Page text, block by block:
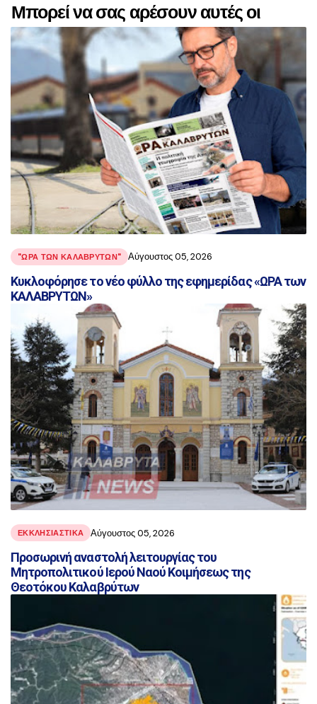
Μπορεί να σας αρέσουν αυτές οι
αναρτήσεις
"ΩΡΑ ΤΩΝ ΚΑΛΑΒΡΥΤΩΝ" Αύγουστος 05, 2026
Κυκλοφόρησε το νέο φύλλο της εφημερίδας «ΩΡΑ των
ΚΑΛΑΒΡΥΤΩΝ»
ΕΚΚΛΗΣΙΑΣΤΙΚΑ Αύγουστος 05, 2026
Προσωρινή αναστολή λειτουργίας του
Μητροπολιτικού Ιερού Ναού Κοιμήσεως της
Θεοτόκου Καλαβρύτων